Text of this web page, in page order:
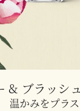
グに追加
グに追加
& ブラッシ
温かみをプラス